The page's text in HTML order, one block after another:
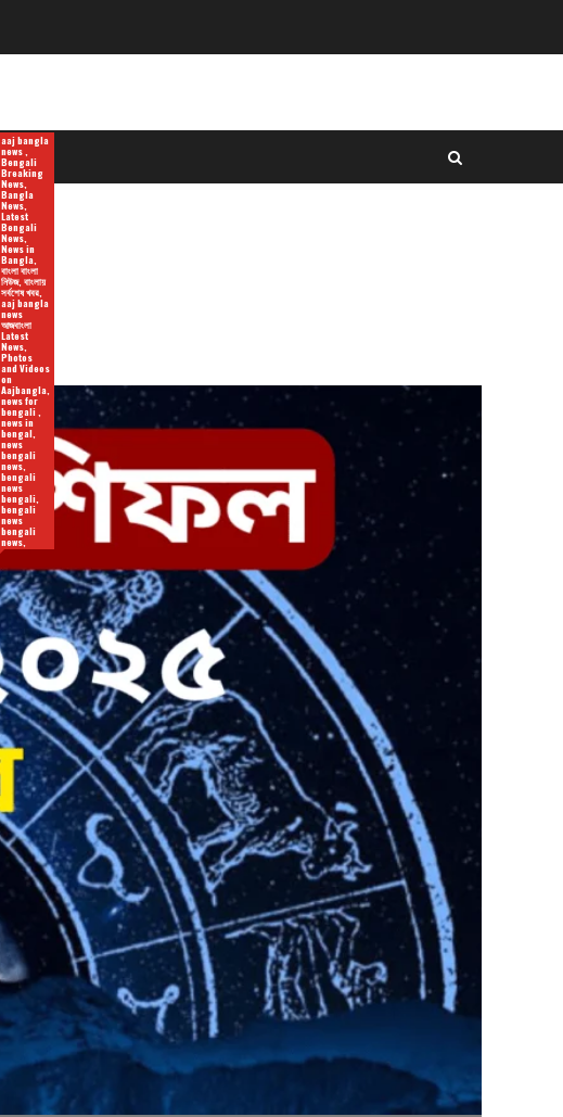
aaj bangla
news ,
Bengali
Breaking
News,
Bangla
News,
Latest
Bengali
News,
News in
Bangla,
বাংলা বাংলা
নিউজ, বাংলায়
সর্বশেষ খবর,
aaj bangla
news
আজবাংলা
Latest
News,
Photos
and Videos
on
Aajbangla,
news for
bengali ,
news in
bengal,
news
bengali
news,
bengali
news
bengali,
bengali
news
bengali
news,